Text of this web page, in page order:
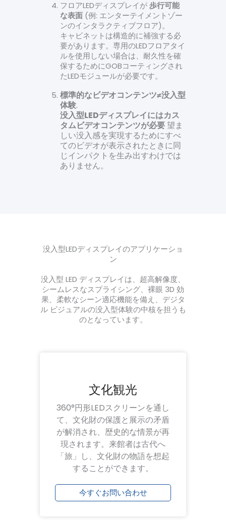
フロアLEDディスプレイが 歩行可能
な表面 (例: エンターテイメントゾー
ンのインタラクティブフロア)。
キャビネットは構造的に補強する必
要があります。専用のLEDフロアタイ
ルを使用しない場合は、耐久性を確
保するためにGOBコーティングされ
たLEDモジュールが必要です。
標準的なビデオコンテンツ≠没入型
体験.
没入型LEDディスプレイにはカス
タムビデオコンテンツが必要望ま
しい没入感を実現するためにすべ
てのビデオが表示されたときに同
じインパクトを生み出すわけでは
ありません。
没入型LEDディスプレイのアプリケーショ
ン
没入型 LED ディスプレイは、超高解像度、
シームレスなスプライシング、裸眼 3D 効
果、柔軟なシーン適応機能を備え、デジタ
ル ビジュアルの没入型体験の中核を担うも
のとなっています。
文化観光
360°円形LEDスクリーンを通し
て、文化財の保護と展示の矛盾
が解消され、歴史的な情景が再
現されます。来館者は古代へ
「旅」し、文化財の物語を想起
することができます。
今すぐお問い合わせ